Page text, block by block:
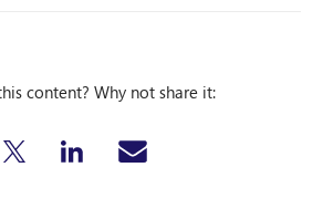
content? Why not share it: